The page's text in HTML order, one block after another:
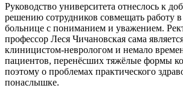
Руководство университета отнеслось к
решению сотрудников совмещать работу
больнице с пониманием и уважением.
профессор Леся Чичановская сама
клиницистом-неврологом и немало
пациентов, перенёсших тяжёлые формы
поэтому о проблемах практического
понаслышке.